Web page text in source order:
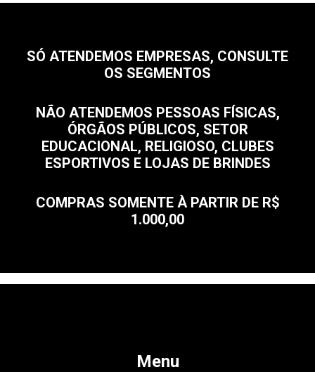
SÓ ATENDEMOS EMPRESAS, CONSULTE
OS SEGMENTOS
NÃO ATENDEMOS PESSOAS FÍSICAS,
ÓRGÃOS PÚBLICOS, SETOR
EDUCACIONAL, RELIGIOSO, CLUBES
ESPORTIVOS E LOJAS DE BRINDES
COMPRAS SOMENTE À PARTIR DE R$
1.000,00
Menu